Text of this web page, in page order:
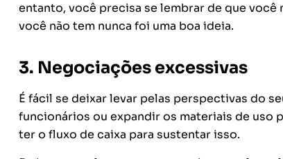
entanto, você precisa se lembrar de que
você não tem nunca foi uma boa ideia.
3. Negociações excessivas
É fácil se deixar levar pelas perspectivas do
funcionários ou expandir os materiais de uso
ter o fluxo de caixa para sustentar isso.